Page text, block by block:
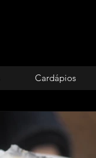
Cardápios